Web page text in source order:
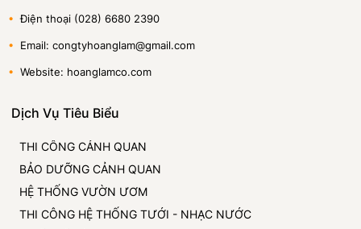
• Điện thoại (028) 6680 2390
• Email: congtyhoanglam@gmail.com
• Website: hoanglamco.com
Dịch Vụ Tiêu Biểu
THI CÔNG CẢNH QUAN
BẢO DƯỠNG CẢNH QUAN
HỆ THỐNG VƯỜN ƯƠM
THI CÔNG HỆ THỐNG TƯỚI - NHẠC NƯỚC